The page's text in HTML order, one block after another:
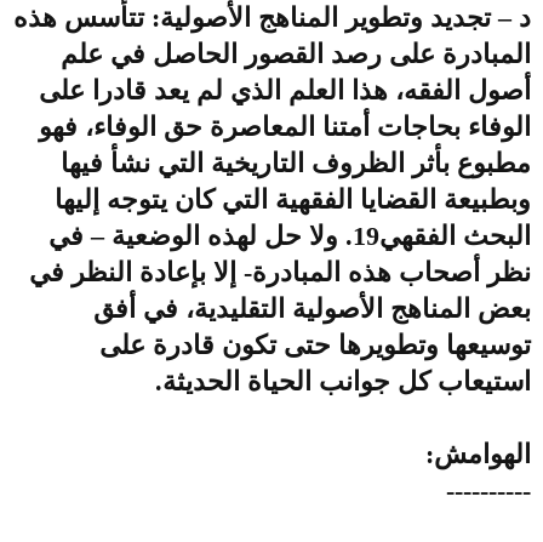
د – تجديد وتطوير المناهج الأصولية: تتأسس هذه
المبادرة على رصد القصور الحاصل في علم
أصول الفقه، هذا العلم الذي لم يعد قادرا على
الوفاء بحاجات أمتنا المعاصرة حق الوفاء، فهو
مطبوع بأثر الظروف التاريخية التي نشأ فيها
وبطبيعة القضايا الفقهية التي كان يتوجه إليها
البحث الفقهي19. ولا حل لهذه الوضعية – في
نظر أصحاب هذه المبادرة- إلا بإعادة النظر في
بعض المناهج الأصولية التقليدية، في أفق
توسيعها وتطويرها حتى تكون قادرة على
استيعاب كل جوانب الحياة الحديثة.
الهوامش:
----------